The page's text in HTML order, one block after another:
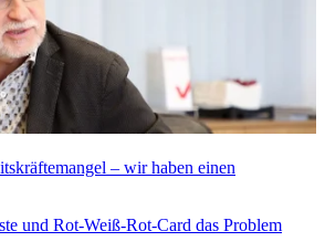
– wir haben einen
und Rot-Weiß-Rot-Card das Problem